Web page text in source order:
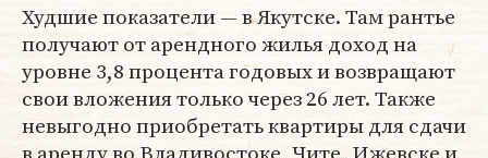
Худшие показатели — в Якутске. Там рантье
получают от арендного жилья доход на
уровне 3,8 процента годовых и возвращают
свои вложения только через 26 лет. Также
невыгодно приобретать квартиры для сдачи